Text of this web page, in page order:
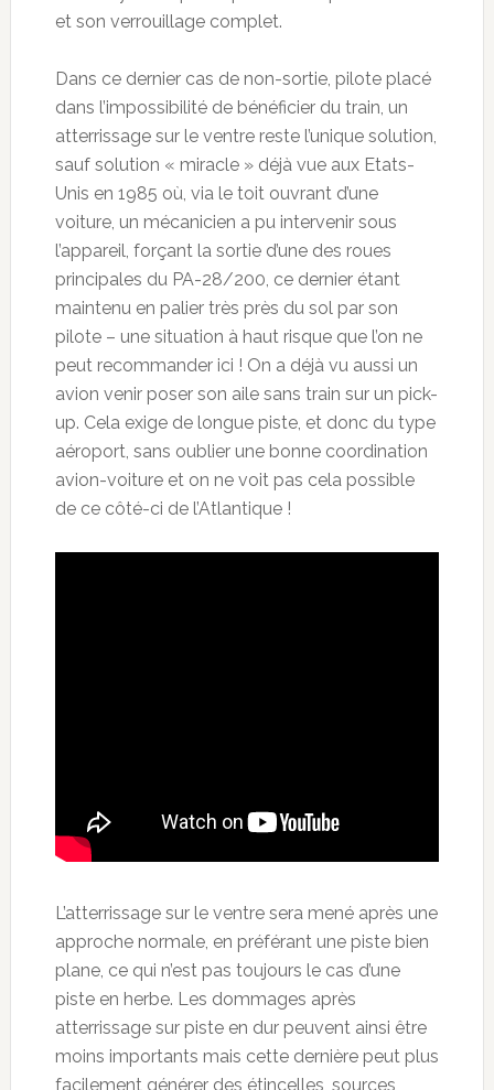
et son verrouillage complet.
Dans ce dernier cas de non-sortie, pilote placé
dans l’impossibilité de bénéficier du train, un
atterrissage sur le ventre reste l’unique solution,
sauf solution « miracle » déjà vue aux Etats-
Unis en 1985 où, via le toit ouvrant d’une
voiture, un mécanicien a pu intervenir sous
l’appareil, forçant la sortie d’une des roues
principales du PA-28/200, ce dernier étant
maintenu en palier très près du sol par son
pilote – une situation à haut risque que l’on ne
peut recommander ici ! On a déjà vu aussi un
avion venir poser son aile sans train sur un pick-
up. Cela exige de longue piste, et donc du type
aéroport, sans oublier une bonne coordination
avion-voiture et on ne voit pas cela possible
de ce côté-ci de l’Atlantique !
L’atterrissage sur le ventre sera mené après une
approche normale, en préférant une piste bien
plane, ce qui n’est pas toujours le cas d’une
piste en herbe. Les dommages après
atterrissage sur piste en dur peuvent ainsi être
moins importants mais cette dernière peut plus
facilement générer des étincelles, sources